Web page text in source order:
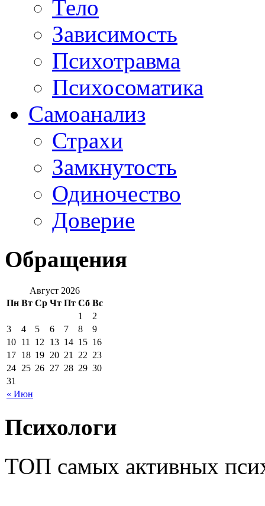
Тело
Зависимость
Психотравма
Психосоматика
Самоанализ
Страхи
Замкнутость
Одиночество
Доверие
Обращения
Август 2026
Пн Вт Ср Чт Пт Сб Вс
« Июн
1
2
3
4 5 6 7 8
9
10 11 12 13 14 15 16
17 18 19 20 21 22 23
24 25 26 27 28 29 30
31
Психологи
ТОП самых активных